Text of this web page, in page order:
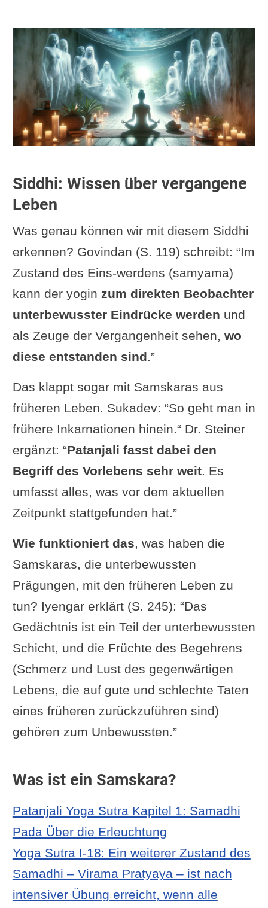
Siddhi: Wissen über vergangene
Leben
Was genau können wir mit diesem Siddhi
erkennen? Govindan (S. 119) schreibt: “Im
Zustand des Eins-werdens (samyama)
kann der yogin zum direkten Beobachter
unterbewusster Eindrücke werden und
als Zeuge der Vergangenheit sehen, wo
diese entstanden sind.”
Das klappt sogar mit Samskaras aus
früheren Leben. Sukadev: “So geht man in
frühere Inkarnationen hinein.“ Dr. Steiner
ergänzt: “Patanjali fasst dabei den
Begriff des Vorlebens sehr weit. Es
umfasst alles, was vor dem aktuellen
Zeitpunkt stattgefunden hat.”
Wie funktioniert das, was haben die
Samskaras, die unterbewussten
Prägungen, mit den früheren Leben zu
tun? Iyengar erklärt (S. 245): “Das
Gedächtnis ist ein Teil der unterbewussten
Schicht, und die Früchte des Begehrens
(Schmerz und Lust des gegenwärtigen
Lebens, die auf gute und schlechte Taten
eines früheren zurückzuführen sind)
gehören zum Unbewussten.”
Was ist ein Samskara?
Patanjali Yoga Sutra Kapitel 1: Samadhi
Pada Über die Erleuchtung
Yoga Sutra I-18: Ein weiterer Zustand des
Samadhi – Virama Pratyaya – ist nach
intensiver Übung erreicht, wenn alle